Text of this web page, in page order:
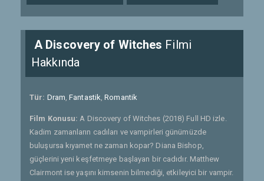
A Discovery of Witches Filmi
Hakkında
Tür: Dram,Fantastik,Romantik
Film Konusu:A Discovery of Witches (2018) Full HD izle.
Kadim zamanların cadıları ve vampirleri günümüzde
buluşursa kıyamet ne zaman kopar? Diana Bishop,
güçlerini yeni keşfetmeye başlayan bir cadıdır. Matthew
Clairmont ise yaşını kimsenin bilmediği, etkileyici bir vampir.